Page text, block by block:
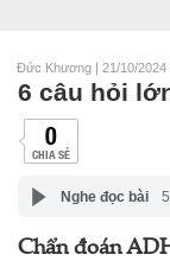
Đức Khương | 21/10/2024
6 câu hỏi
0
CHIA SẺ
Nghe đọc bài
Chẩn đoán